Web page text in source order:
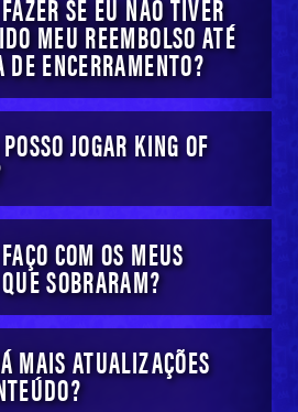
SE EU NÃO TIVER
MEU REEMBOLSO ATÉ
DE ENCERRAMENTO?
JOGAR KING OF
COM OS MEUS
SOBRARAM?
MAIS ATUALIZAÇÕES